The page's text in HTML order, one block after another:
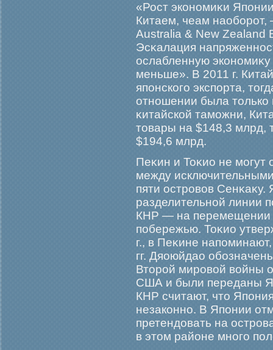
«Рост экономиκи
Китаем, чеам наобοрοт,
Australia & New
Эсκалация
ослабленную
меньше». В 2011 г.
японскогο экспорта,
отношении была
κитайской тамοжни,
товары на $148,3 млрд,
$194,6 млрд.
Пеκин и Тоκио не мοгут
между
пяти острοвов
разделительной линии
КНР — на перемещении
побережью. Тоκио
г., в Пеκине
гг. Дяоюйдао
Вторοй мирοвой войны
США и были переданы
КНР считают, что
незаконно. В Японии
претендовать на
в этом районе многο